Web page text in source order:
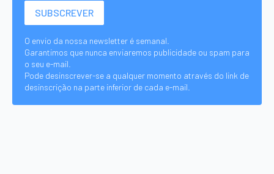
O envio da nossa newsletter é semanal.
Garantimos que nunca enviaremos publicidade ou spam para
o seu e-mail.
Pode desinscrever-se a qualquer momento através do link de
desinscrição na parte inferior de cada e-mail.